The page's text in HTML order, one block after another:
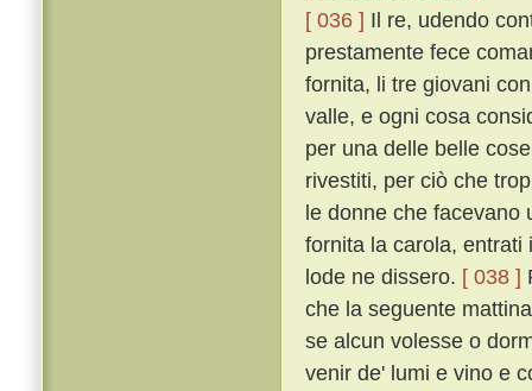
[ 036 ] Il re, udendo
prestamente fece
fornita, li tre giovani
valle, e ogni cosa
per una delle belle
rivestiti, per ciò che
le donne che facevano
fornita la carola, entrati
lode ne dissero. [ 038 ]
che la seguente
se alcun volesse o
venir de' lumi e vino e